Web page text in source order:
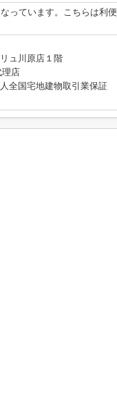
っています。こちらは利便
ュ川原店１階
理店
全国宅地建物取引業保証